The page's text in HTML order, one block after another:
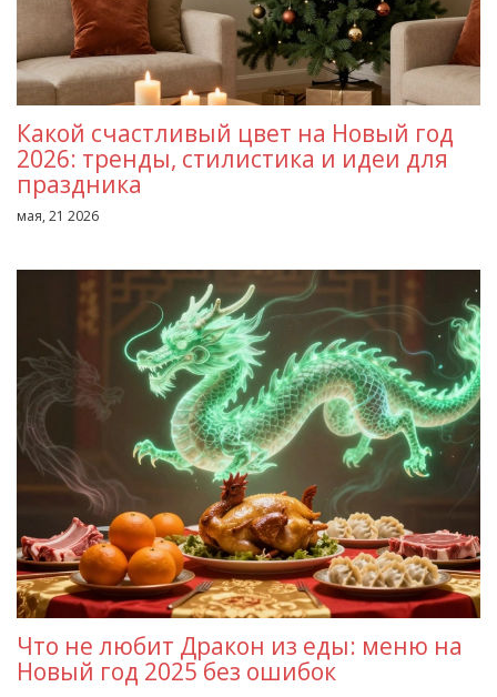
Какой счастливый цвет на Новый год
2026: тренды, стилистика и идеи для
праздника
мая, 21 2026
Что не любит Дракон из еды: меню на
Новый год 2025 без ошибок